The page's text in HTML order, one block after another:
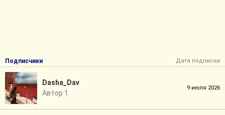
Подписчики Дата подписки
Dasha_Dav
Автор 1
9 июля 2026